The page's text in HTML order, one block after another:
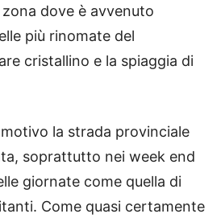
zona dove è avvenuto
più rinomate del
cristallino e la spiaggia di
la strada provinciale
soprattutto nei week end
giornate come quella di
Come quasi certamente